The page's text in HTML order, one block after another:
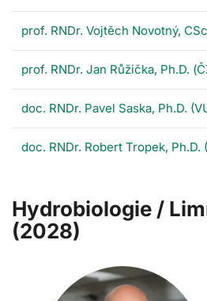
prof. RNDr. Vojtěch Novotný,
prof. RNDr. Jan Růžička, Ph.D.
doc. RNDr. Pavel Saska, Ph.D.
doc. RNDr. Robert Tropek, Ph.D.
Hydrobiologie /
(2028)